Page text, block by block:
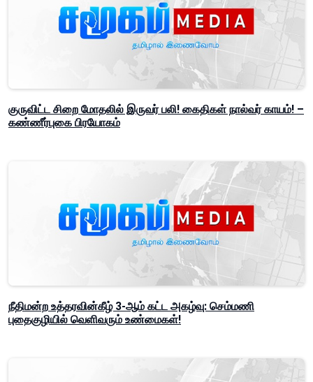
குருவிட்ட சிறை மோதலில் இருவர் பலி! கைதிகள் நால்வர் காயம்! –
கண்ணீர்புகை பிரயோகம்
நீதிமன்ற உத்தரவின்கீழ் 3-ஆம் கட்ட அகழ்வு: செம்மணி
புதைகுழியில் வெளிவரும் உண்மைகள்!